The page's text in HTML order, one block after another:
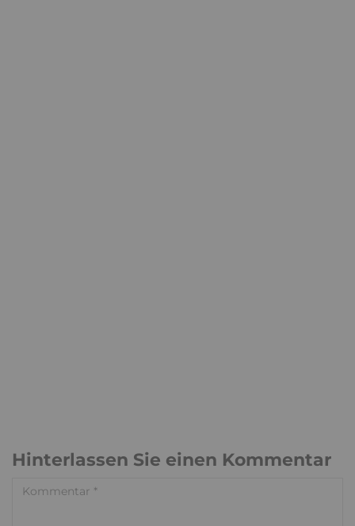
Hinterlassen Sie einen Kommentar